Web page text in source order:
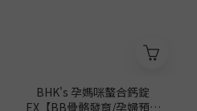
BHK's 孕媽咪螯合鈣錠
EX【BB骨骼發育/孕婦預防